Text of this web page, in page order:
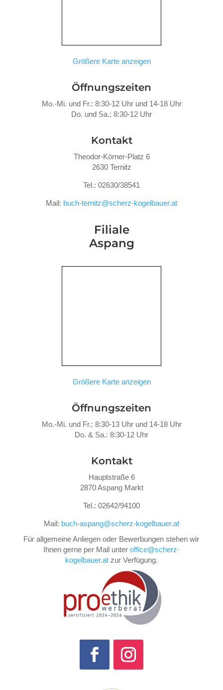
Größere Karte anzeigen
Öffnungszeiten
Mo.-Mi. und Fr.: 8:30-12 Uhr und 14-18 Uhr
Do. und Sa.: 8:30-12 Uhr
Kontakt
Theodor-Körner-Platz 6
2630 Ternitz
Tel.: 02630/38541
Mail: buch-ternitz@scherz-kogelbauer.at
Filiale
Aspang
Größere Karte anzeigen
Öffnungszeiten
Mo.-Mi. und Fr.: 8:30-13 Uhr und 14-18 Uhr
Do. & Sa.: 8:30-12 Uhr
Kontakt
Hauptstraße 6
2870 Aspang Markt
Tel.: 02642/94100
Mail: buch-aspang@scherz-kogelbauer.at
Für allgemeine Anliegen oder Bewerbungen stehen wir
Ihnen gerne per Mail unter office@scherz-
kogelbauer.atzur Verfügung.